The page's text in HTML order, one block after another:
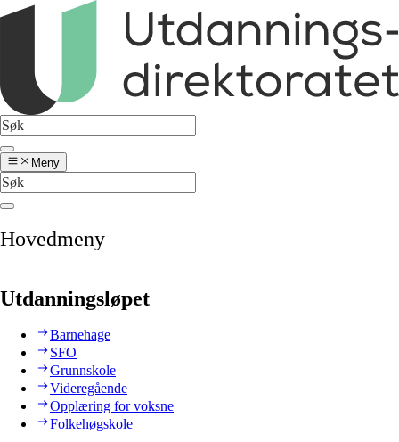
Meny
Hovedmeny
Utdanningsløpet
Barnehage
SFO
Grunnskole
Videregående
Opplæring for voksne
Folkehøgskole